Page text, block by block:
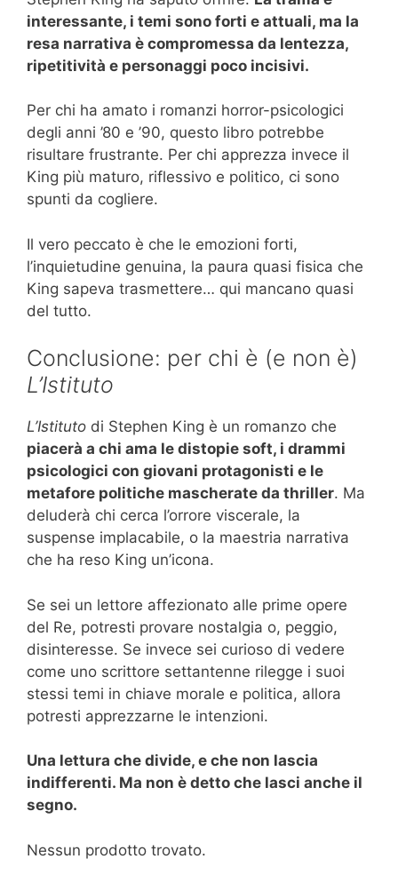
interessante, i temi sono forti e attuali, ma la
resa narrativa è compromessa da lentezza,
ripetitività e personaggi poco incisivi.
Per chi ha amato i romanzi horror-psicologici
degli anni ’80 e ’90, questo libro potrebbe
risultare frustrante. Per chi apprezza invece il
King più maturo, riflessivo e politico, ci sono
spunti da cogliere.
Il vero peccato è che le emozioni forti,
l’inquietudine genuina, la paura quasi fisica che
King sapeva trasmettere… qui mancano quasi
del tutto.
Conclusione: per chi è (e non è)
L’Istituto
L’Istituto di Stephen King è un romanzo che
piacerà a chi ama le distopie soft, i drammi
psicologici con giovani protagonisti e le
metafore politiche mascherate da thriller. Ma
deluderà chi cerca l’orrore viscerale, la
suspense implacabile, o la maestria narrativa
che ha reso King un’icona.
Se sei un lettore affezionato alle prime opere
del Re, potresti provare nostalgia o, peggio,
disinteresse. Se invece sei curioso di vedere
come uno scrittore settantenne rilegge i suoi
stessi temi in chiave morale e politica, allora
potresti apprezzarne le intenzioni.
Una lettura che divide, e che non lascia
indifferenti. Ma non è detto che lasci anche il
segno.
Nessun prodotto trovato.